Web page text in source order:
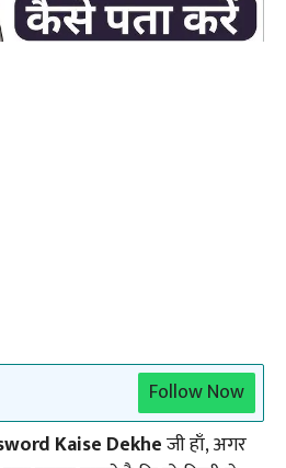
Follow Now
Kaise Dekheजी हाँ, अगर